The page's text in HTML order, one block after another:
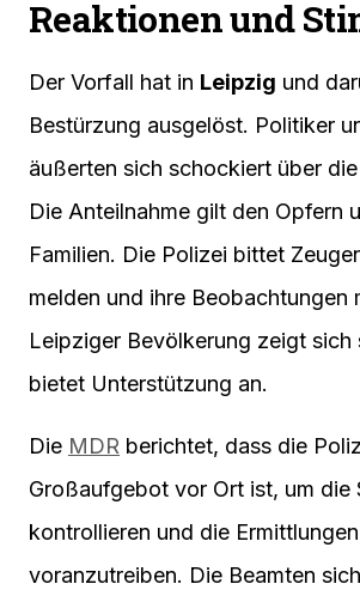
Reaktionen und
Der Vorfall hat in Leipzig und
Bestürzung ausgelöst. Politiker
äußerten sich schockiert über die
Die Anteilnahme gilt den Opfern
Familien. Die Polizei bittet
melden und ihre Beobachtungen
Leipziger Bevölkerung zeigt sich
bietet Unterstützung an.
Die MDR berichtet, dass die
Großaufgebot vor Ort ist, um die
kontrollieren und die Ermittlungen
voranzutreiben. Die Beamten